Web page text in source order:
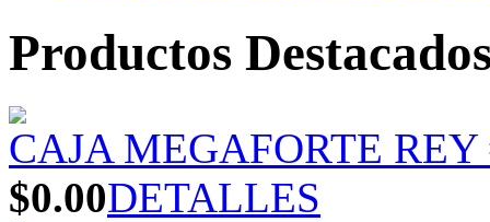
Productos
CAJA MEGAFORTE
$0.00DETALLES